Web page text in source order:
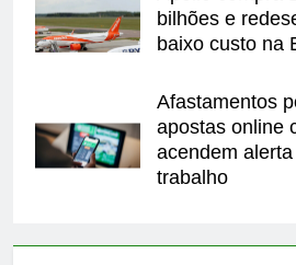
bilhões e
baixo custo na
Afastamentos
apostas online
acendem
trabalho